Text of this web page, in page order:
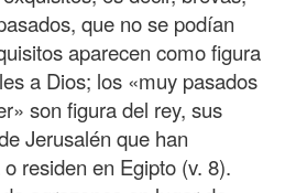
que no se podían
aparecen como figura
a Dios; los «muy pasados
son figura del rey, sus
Jerusalén que han
residen en Egipto (v. 8).